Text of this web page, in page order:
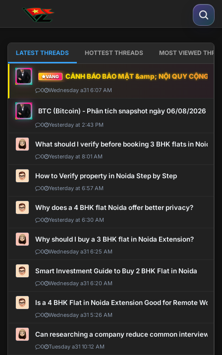
LATEST THREADS HOTTEST THREADS MOST VIEWED
VÀNG CẢNH BÁO BẢO MẬT &amp; NỘI QUY CỘNG
0 Wednesday a31 6:07 AM
BTC (Bitcoin) - Phân tích snapshot ngày 06/08/2026
0 Yesterday at 2:43 PM
What should I verify before booking 3 BHK flats in Noida?
0 Yesterday at 8:01 AM
How to Verify property in Noida Step by Step
0 Yesterday at 6:57 AM
Why does a 4 BHK flat Noida offer better privacy?
0 Yesterday at 6:30 AM
Why should I buy a 3 BHK flat in Noida Extension?
0 Wednesday a31 6:25 AM
Smart Investment Guide to Buy 2 BHK Flat in Noida
0 Wednesday a31 6:20 AM
Is a 4 BHK Flat in Noida Extension Good for Remote Work?
0 Wednesday a31 5:26 AM
Can researching a company reduce common interview
0 Tuesday a31 10:12 AM